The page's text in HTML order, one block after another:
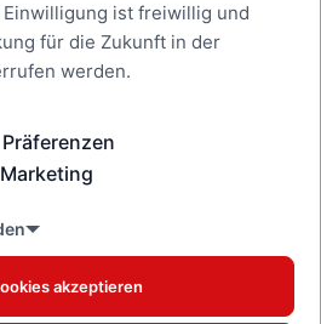
Einwilligung ist freiwillig und
für die Zukunft in der
werden.
Präferenzen
Marketing
akzeptieren